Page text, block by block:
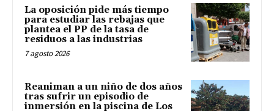
La oposición pide más tiempo
para estudiar las rebajas que
plantea el PP de la tasa de
residuos a las industrias
7 agosto 2026
Reaniman a un niño de dos años
tras sufrir un episodio de
inmersión en la piscina de Los